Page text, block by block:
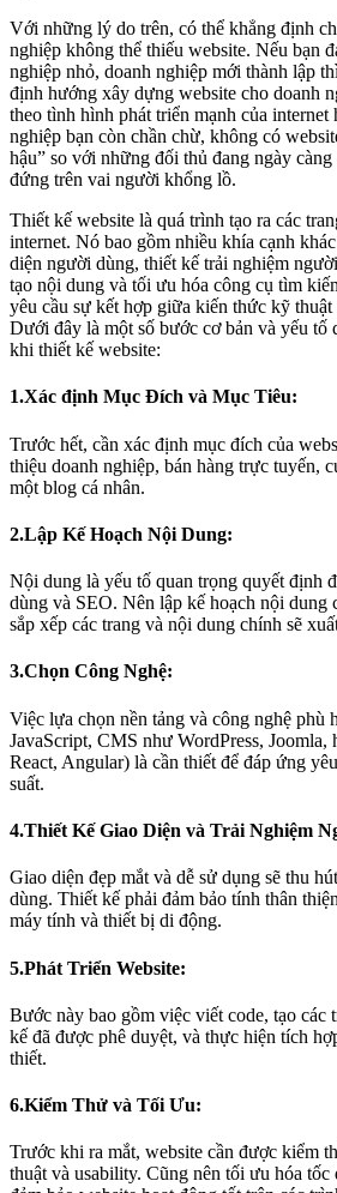
Với những lý do trên, có thể khẳng định
nghiệp không thể thiếu website. Nếu bạn
nghiệp nhỏ, doanh nghiệp mới thành lập
định hướng xây dựng website cho doanh
theo tình hình phát triển mạnh của internet
nghiệp bạn còn chần chừ, không có
hậu” so với những đối thủ đang ngày
đứng trên vai người khổng lồ.
Thiết kế website là quá trình tạo ra các
internet. Nó bao gồm nhiều khía cạnh
diện người dùng, thiết kế trải nghiệm
tạo nội dung và tối ưu hóa công cụ tìm
yêu cầu sự kết hợp giữa kiến thức kỹ thuật
Dưới đây là một số bước cơ bản và yếu tố
khi thiết kế website:
1.Xác định Mục Đích và Mục Tiêu:
Trước hết, cần xác định mục đích của
thiệu doanh nghiệp, bán hàng trực tuyến,
một blog cá nhân.
2.Lập Kế Hoạch Nội Dung:
Nội dung là yếu tố quan trọng quyết định
dùng và SEO. Nên lập kế hoạch nội dung
sắp xếp các trang và nội dung chính sẽ
3.Chọn Công Nghệ:
Việc lựa chọn nền tảng và công nghệ
JavaScript, CMS như WordPress, Joomla,
React, Angular) là cần thiết để đáp ứng
suất.
4.Thiết Kế Giao Diện và Trải Nghiệm
Giao diện đẹp mắt và dễ sử dụng sẽ thu
dùng. Thiết kế phải đảm bảo tính thân
máy tính và thiết bị di động.
5.Phát Triển Website:
Bước này bao gồm việc viết code, tạo các
kế đã được phê duyệt, và thực hiện tích
thiết.
6.Kiểm Thử và Tối Ưu:
Trước khi ra mắt, website cần được kiểm
thuật và usability. Cũng nên tối ưu hóa tốc